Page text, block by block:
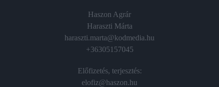
Haszon Agrár
Haraszti Márta
haraszti.marta@kodmedia.hu
+36305157045
Előfizetés, terjesztés:
elofiz@haszon.hu